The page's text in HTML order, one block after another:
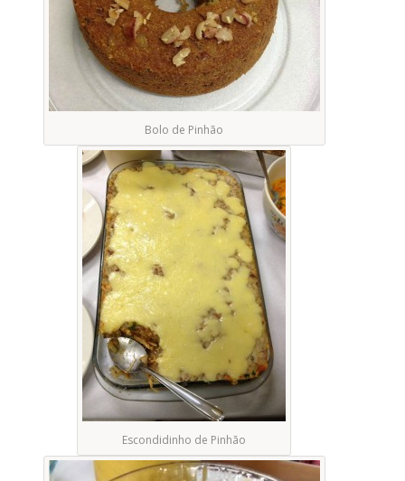
Bolo de Pinhão
Escondidinho de Pinhão